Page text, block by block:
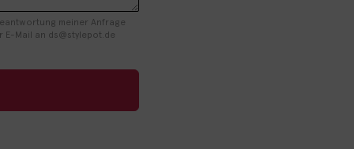
meiner Anfrage
Mail an ds@stylepot.de